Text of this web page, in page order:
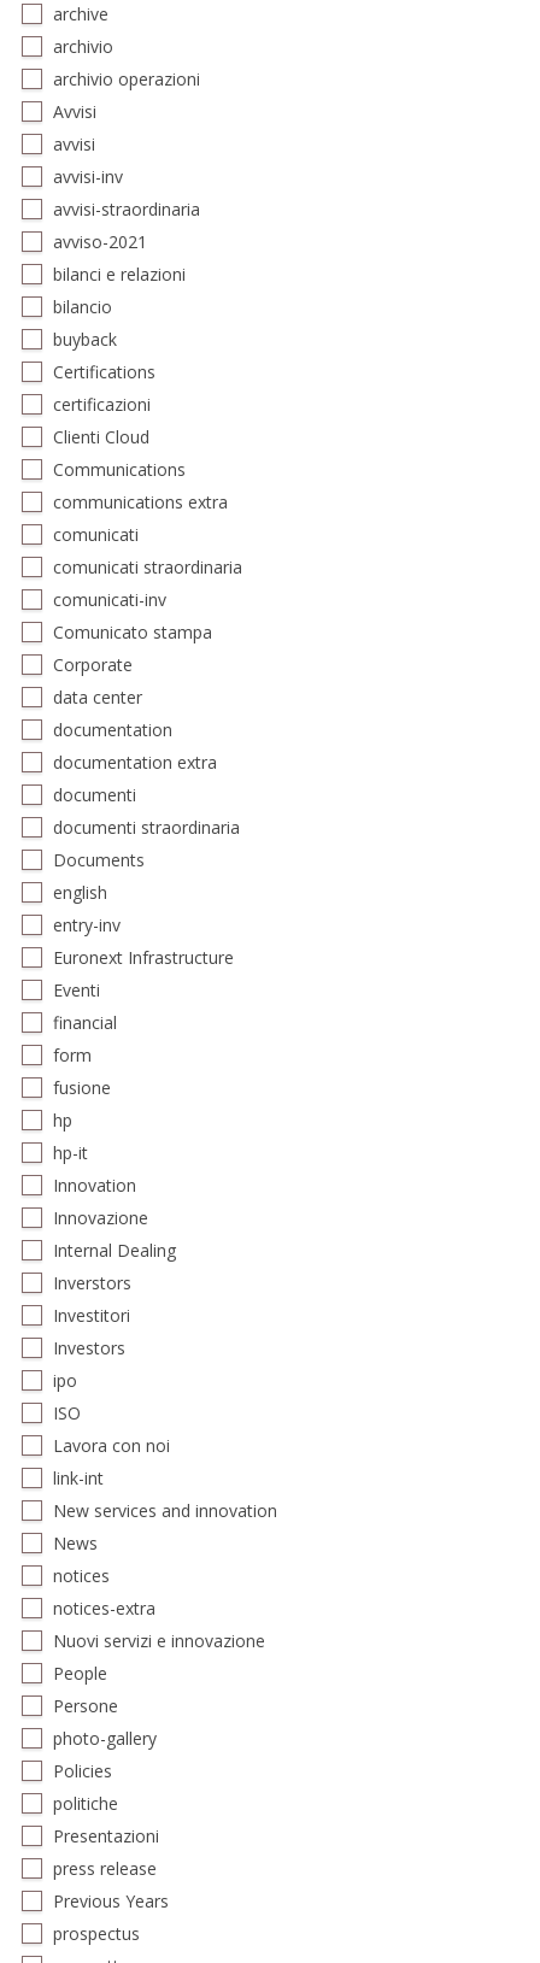
archive
archivio
archivio operazioni
Avvisi
avvisi
avvisi-inv
avvisi-straordinaria
avviso-2021
bilanci e relazioni
bilancio
buyback
Certifications
certificazioni
Clienti Cloud
Communications
communications extra
comunicati
comunicati straordinaria
comunicati-inv
Comunicato stampa
Corporate
data center
documentation
documentation extra
documenti
documenti straordinaria
Documents
english
entry-inv
Euronext Infrastructure
Eventi
financial
form
fusione
hp
hp-it
Innovation
Innovazione
Internal Dealing
Inverstors
Investitori
Investors
ipo
ISO
Lavora con noi
link-int
New services and innovation
News
notices
notices-extra
Nuovi servizi e innovazione
People
Persone
photo-gallery
Policies
politiche
Presentazioni
press release
Previous Years
prospectus